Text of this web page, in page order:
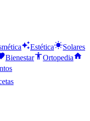
Estética
Solares
Bienestar
Ortopedia